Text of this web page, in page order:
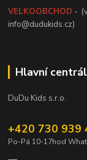
VELKOOBCHOD -
info@dudukids.cz)
Hlavní
DuDu Kids s.r.o.
+420 730 939
Po-Pá 10-17hod